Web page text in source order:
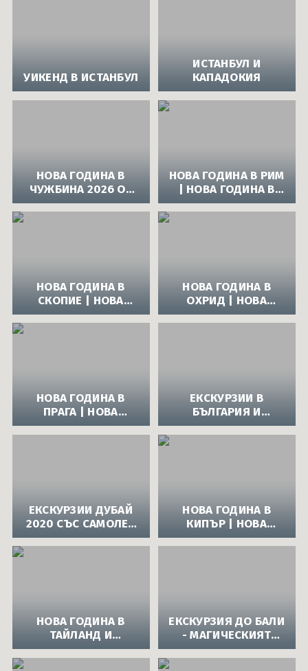
Карибски острови и САЩ
Южна Америка
УИКЕНД В ИСТАНБУЛ
ИСТАНБУЛ И
КАПАДОКИЯ
НОВА ГОДИНА В
ЧУЖБИНА 2026 ОТ
АПОЛО
НОВА ГОДИНА В РИМ
| НОВА ГОДИНА В
РИМ СЪС САМОЛЕТ
НОВА ГОДИНА В
СКОПИЕ | НОВА
ГОДИНА 2013 В
НОВА ГОДИНА В
ОХРИД | НОВА
ГОДИНА 2014 В
НОВА ГОДИНА В
ПРАГА | НОВА
ГОДИНА 2014 В
ПРАГА СЪС САМОЛЕТ
ЕКСКУРЗИИ В
БЪЛГАРИЯ И
ЧУЖБИНА С
АВТОБУС ОТ АПОЛО
ЕКСКУРЗИИ ДУБАЙ
2020 СЪС САМОЛЕТ
ОТ АПОЛО
НОВА ГОДИНА В
КИПЪР | НОВА
ГОДИНА 2014 В
КИПЪР - ЕКСКУРЗИЯ
НОВА ГОДИНА В
ТАЙЛАНД И
МАЛАЙЗИЯ | НОВА
ГОДИНА
ЕКСКУРЗИЯ ДО БАЛИ
- МАГИЧЕСКИЯТ
ОСТРОВ БАЛИ